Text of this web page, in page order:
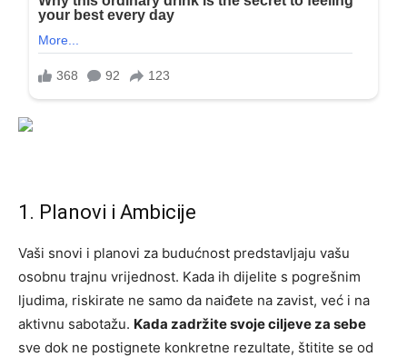
1. Planovi i Ambicije
Vaši snovi i planovi za budućnost predstavljaju vašu
osobnu trajnu vrijednost. Kada ih dijelite s pogrešnim
ljudima, riskirate ne samo da naiđete na zavist, već i na
aktivnu sabotažu. Kada zadržite svoje ciljeve za sebe
sve dok ne postignete konkretne rezultate, štitite se od